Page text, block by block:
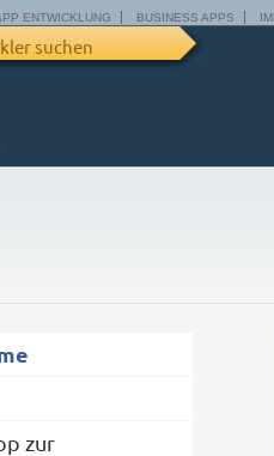
ENTWICKLUNG BUSINESS APPS
suchen
zur